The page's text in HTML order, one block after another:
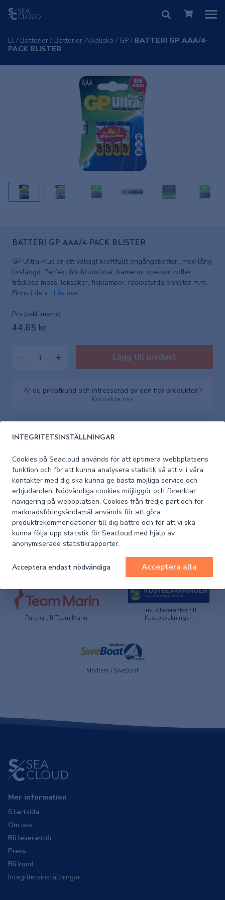
INTEGRITETSINSTÄLLNINGAR
Cookies på Seacloud används för att optimera webbplatsens
funktion och för att kunna analysera statistik så att vi i våra
kontakter med dig ska kunna ge bästa möjliga service och
erbjudanden. Nödvändiga cookies möjliggör och förenklar
navigering på webbplatsen. Cookies från tredje part och för
marknadsföringsändamål används för att göra
produktrekommendationer till dig bättre och för att vi ska
kunna följa upp statistik för Seacloud med hjälp av
anonymiserade statistikrapporter.
Acceptera endast nödvändiga Acceptera alla
El / Batterier / Batterier Alkaliska / GP / BATTERI GP AAA/4-
PACK BLISTER
BATTERI GP AAA/4-PACK BLISTER
GP Ultra Plus är ett väldigt kraftfullt engångsbatteri, med lång
livslängd. Perfekt för fotoblixtar, kameror, spelkontroller,
trådlösa möss, leksaker, ficklampor, radiostyrda enheter m.m.
Finns i de v... Läs mer
Pris (exkl. moms)
44,65 kr
Lägg till produkt
Är du privatkund och intresserad av den här produkten?
Kontakta oss
Artikelnummer
leverantör
9191410
Artikelnummer
Seacloud
1011-9191410
Partner till Team Marin
Huvudleverantör till
Kustbevakningen
Medlem i SweBoat
Mer information
Startsida
Om oss
Bli leverantör
Press
Bli kund
Integritetsinställningar